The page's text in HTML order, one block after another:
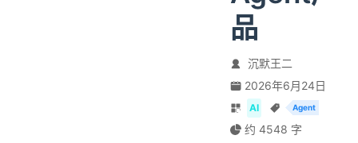
品
沉默王二
2026年6月24日
AI Agent
约 4548 字